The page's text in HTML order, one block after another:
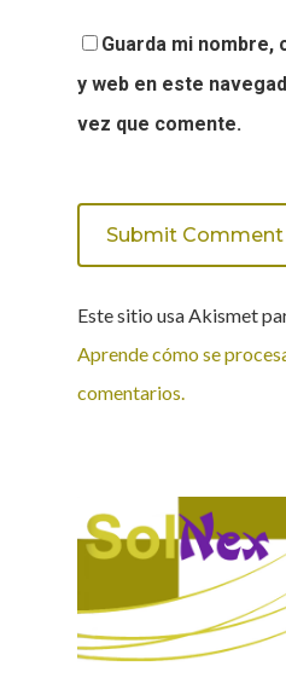
Guarda mi
y web en este
vez que comente.
Este sitio usa Akismet
Aprende cómo se
comentarios.